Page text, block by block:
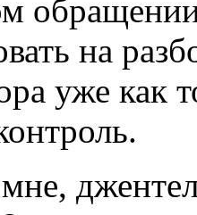
на
уже как